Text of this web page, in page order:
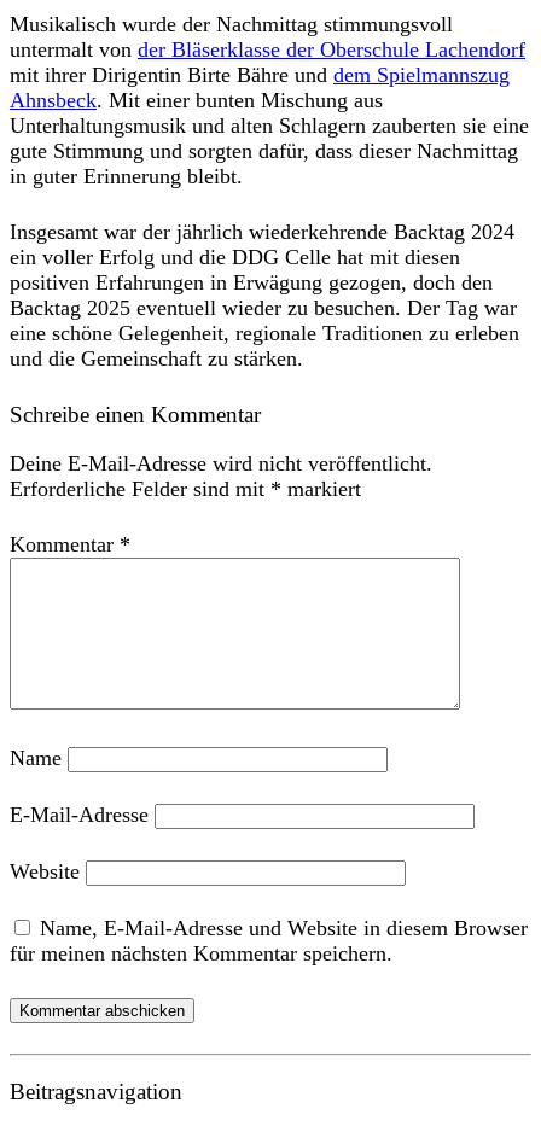
Musikalisch wurde der Nachmittag stimmungsvoll
untermalt von der Bläserklasse der Oberschule Lachendorf
mit ihrer Dirigentin Birte Bähre und dem Spielmannszug
Ahnsbeck. Mit einer bunten Mischung aus
Unterhaltungsmusik und alten Schlagern zauberten sie eine
gute Stimmung und sorgten dafür, dass dieser Nachmittag
in guter Erinnerung bleibt.
Insgesamt war der jährlich wiederkehrende Backtag 2024
ein voller Erfolg und die DDG Celle hat mit diesen
positiven Erfahrungen in Erwägung gezogen, doch den
Backtag 2025 eventuell wieder zu besuchen. Der Tag war
eine schöne Gelegenheit, regionale Traditionen zu erleben
und die Gemeinschaft zu stärken.
Schreibe einen Kommentar
Deine E-Mail-Adresse wird nicht veröffentlicht.
Erforderliche Felder sind mit * markiert
Kommentar *
Name
E-Mail-Adresse
Website
Name, E-Mail-Adresse und Website in diesem Browser
für meinen nächsten Kommentar speichern.
Beitragsnavigation